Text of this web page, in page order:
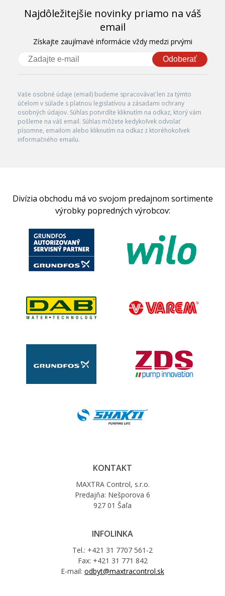
Najdôležitejšie novinky priamo na váš
email
Získajte zaujímavé informácie vždy medzi prvými
Odoberať
Vaše osobné údaje (email) budeme spracovávať len za týmto
účelom v súlade s platnou legislatívou a zásadami ochrany
osobných údajov. Súhlas potvrdíte kliknutím na odkaz, ktorý vám
pošleme na váš email. Súhlas môžete kedykoľvek odvolať
písomne, emailom alebo kliknutím na odkaz z ktoréhokoľvek
informačného emailu.
Divízia obchodu má vo svojom predajnom sortimente
výrobky popredných výrobcov:
KONTAKT
MAXTRA Control, s.r.o.
Predajňa: Nešporova 6
927 01 Šaľa
INFOLINKA
Tel.: +421 31 7707 561-2
Fax: +421 31 771 842
E-mail: odbyt@maxtracontrol.sk